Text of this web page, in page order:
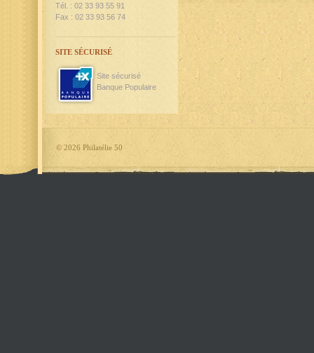
Tél. : 02 33 93 55 91
Fax : 02 33 93 56 74
SITE SÉCURISÉ
Site sécurisé
Banque Populaire
© 2026 Philatélie 50